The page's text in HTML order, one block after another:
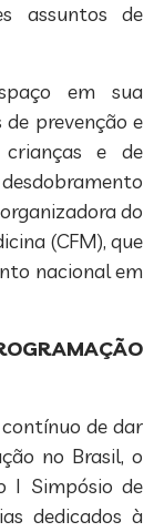
assuntos de
em sua
prevenção e
e de
do
(CFM), que
nacional em
de dar
no Brasil, o
I Simpósio de
dedicados à